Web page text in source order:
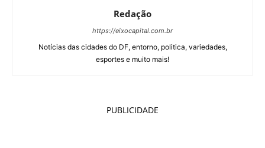
Redação
https://eixocapital.com.br
Notícias das cidades do DF, entorno, politica, variedades,
esportes e muito mais!
PUBLICIDADE